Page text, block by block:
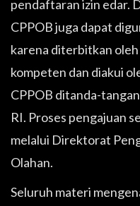
pendaftaran izin edar.
CPPOB juga dapat
karena diterbitkan
kompeten dan diakui
CPPOB ditanda-
RI. Proses pengajuan
melalui Direktorat
Olahan.
Seluruh materi